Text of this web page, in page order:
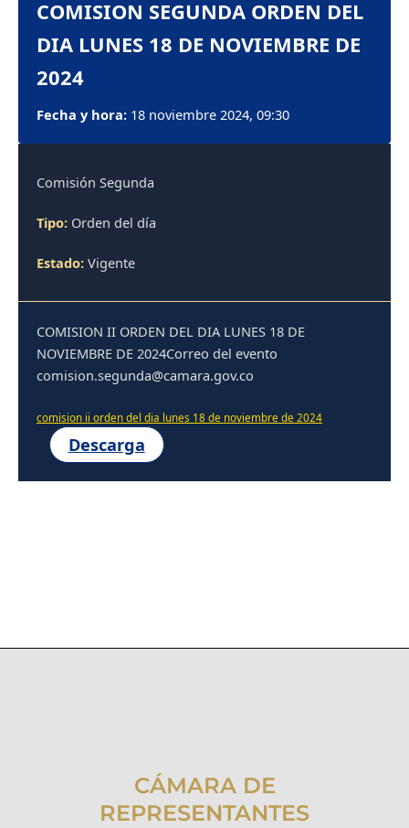
COMISION SEGUNDA ORDEN DEL
DIA LUNES 18 DE NOVIEMBRE DE
2024
Fecha y hora: 18 noviembre 2024, 09:30
Comisión Segunda
Tipo: Orden del día
Estado: Vigente
COMISION II ORDEN DEL DIA LUNES 18 DE
NOVIEMBRE DE 2024Correo del evento
comision.segunda@camara.gov.co
comision ii orden del dia lunes 18 de noviembre de 2024
Descarga
CÁMARA DE
REPRESENTANTES